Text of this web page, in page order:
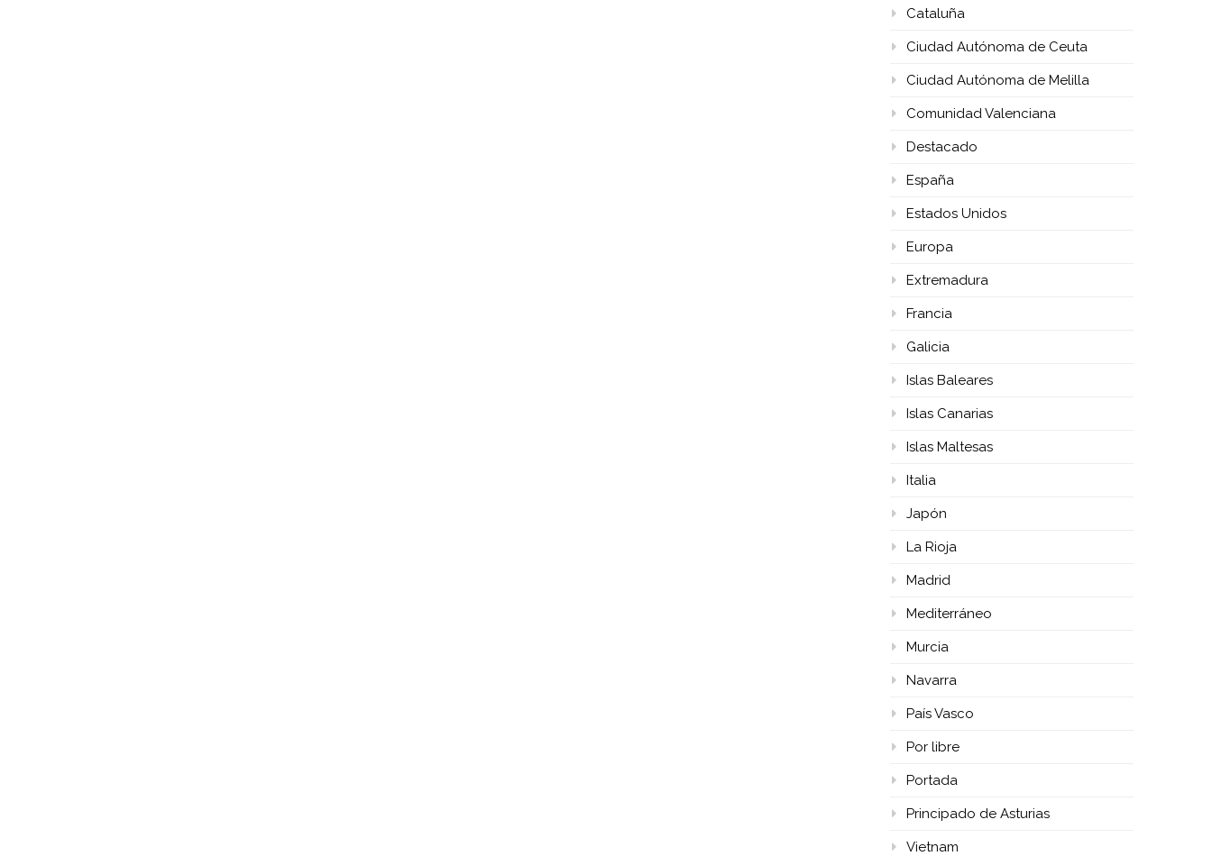
Cataluña
Ciudad Autónoma de Ceuta
Ciudad Autónoma de Melilla
Comunidad Valenciana
Destacado
España
Estados Unidos
Europa
Extremadura
Francia
Galicia
Islas Baleares
Islas Canarias
Islas Maltesas
Italia
Japón
La Rioja
Madrid
Mediterráneo
Murcia
Navarra
País Vasco
Por libre
Portada
Principado de Asturias
Vietnam